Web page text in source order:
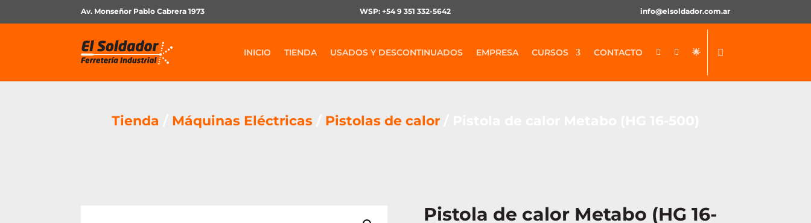
Av. Monseñor Pablo Cabrera 1973 WSP: +54 9 351 332-5642 info@elsoldador.com.ar
INICIO TIENDA USADOS Y DESCONTINUADOS EMPRESA CURSOS CONTACTO   🌟
Tienda Máquinas Eléctricas Pistolas de calor
Pistola de calor Metabo (HG 16-